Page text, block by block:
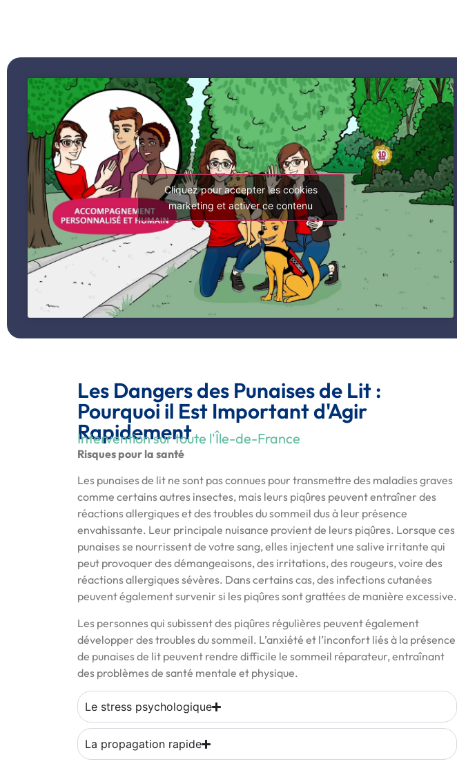
Cliquez pour accepter les cookies
marketing et activer ce contenu
Les Dangers des Punaises de Lit :
Pourquoi il Est Important d'Agir
Rapidement
Intervention sur toute l'Île-de-France
Risques pour la santé
Les punaises de lit ne sont pas connues pour transmettre des maladies graves
comme certains autres insectes, mais leurs piqûres peuvent entraîner des
réactions allergiques et des troubles du sommeil dus à leur présence
envahissante. Leur principale nuisance provient de leurs piqûres. Lorsque ces
punaises se nourrissent de votre sang, elles injectent une salive irritante qui
peut provoquer des démangeaisons, des irritations, des rougeurs, voire des
réactions allergiques sévères. Dans certains cas, des infections cutanées
peuvent également survenir si les piqûres sont grattées de manière excessive.
Les personnes qui subissent des piqûres régulières peuvent également
développer des troubles du sommeil. L’anxiété et l’inconfort liés à la présence
de punaises de lit peuvent rendre difficile le sommeil réparateur, entraînant
des problèmes de santé mentale et physique.
Le stress psychologique
La propagation rapide